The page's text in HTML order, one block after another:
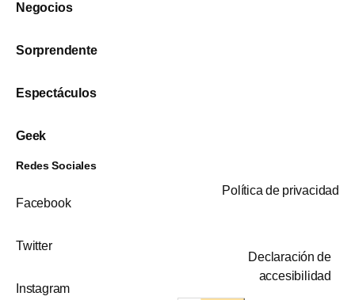
Negocios
Sorprendente
Espectáculos
Geek
Redes Sociales
Facebook
Twitter
Instagram
Política de privacidad
Declaración de
accesibilidad